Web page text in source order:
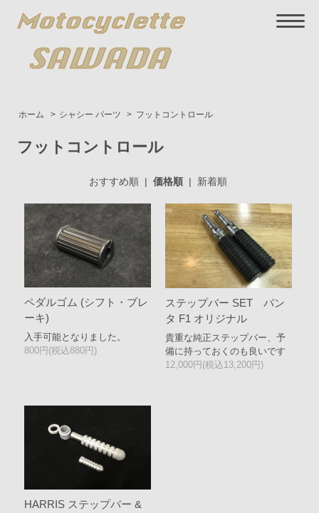
ホーム > シャシー パーツ > フットコントロール
フットコントロール
おすすめ順| 価格順| 新着順
ペダルゴム (シフト・ブレ
ーキ)
入手可能となりました。
800円(税込880円)
ステップバー SET パン
タ F1 オリジナル
貴重な純正ステップバー、予
備に持っておくのも良いです
12,000円(税込13,200円)
HARRIS ステップバー &